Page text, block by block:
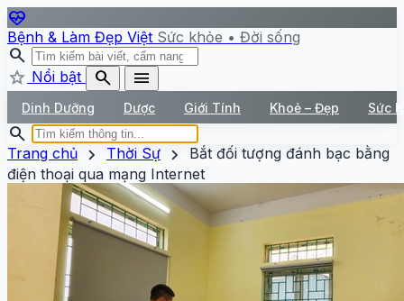
ecg_heart
Bệnh & Làm Đẹp Việt Sức khỏe • Đời sống
search
star Nổi bật search menu
Dinh Dưỡng Dược Giới Tính Khoẻ – Đẹp Sức
search
Trang chủ chevron_right Thời Sự chevron_right
Bắt đối tượng đánh bạc bằng
điện thoại qua mạng Internet